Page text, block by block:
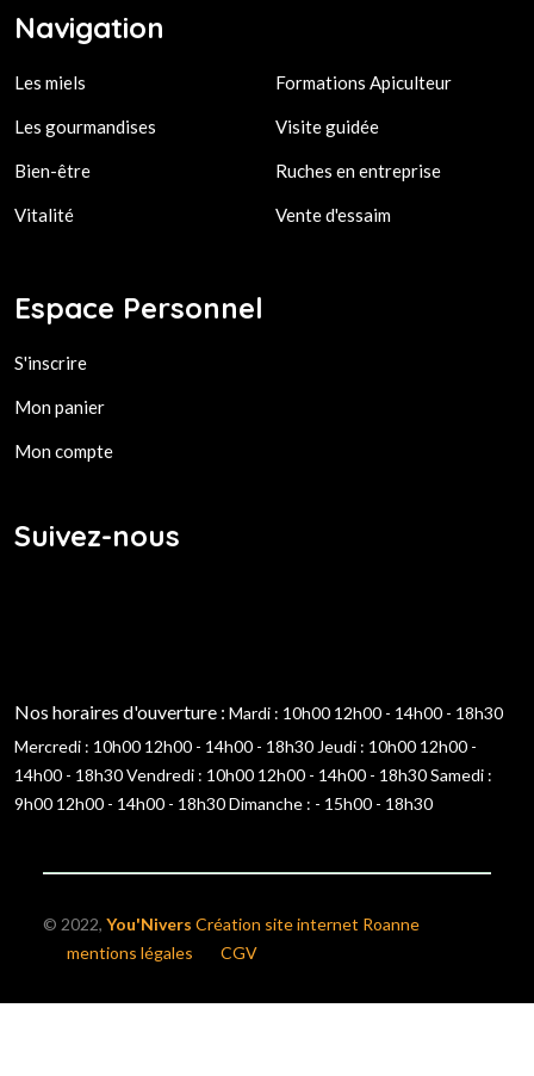
Navigation
Les miels
Les gourmandises
Bien-être
Vitalité
Formations Apiculteur
Visite guidée
Ruches en entreprise
Vente d'essaim
Espace Personnel
S'inscrire
Mon panier
Mon compte
Suivez-nous
Nos horaires d'ouverture : Mardi : 10h00 12h00 - 14h00 - 18h30
Mercredi : 10h00 12h00 - 14h00 - 18h30 Jeudi : 10h00 12h00 -
14h00 - 18h30Vendredi : 10h00 12h00 - 14h00 - 18h30Samedi :
9h00 12h00 - 14h00 - 18h30Dimanche : - 15h00 - 18h30
© 2022, You'Nivers Création site internet Roanne
mentions légales
CGV